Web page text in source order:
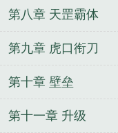
费阅读
这个武圣血
血条太厚免费 这个
圣血条太厚最新章
趣阁免费阅读
第八章 天罡霸体
第九章 虎口衔刀
第十章 壁垒
第十一章 升级